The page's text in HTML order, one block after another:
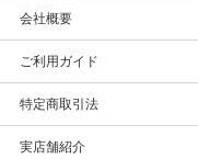
会社概要
ご利用ガイド
特定商取引法
実店舗紹介